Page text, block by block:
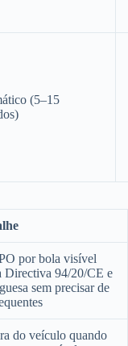
(5–15
por bola visível
Directiva 94/20/CE e
sem precisar de
do veículo quando